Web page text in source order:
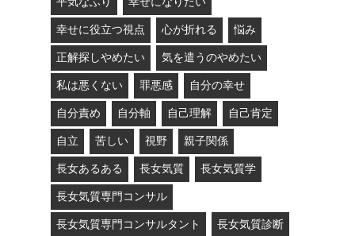
幸せに役立つ視点 心が折れる 悩み
正解探しやめたい 気を遣うのやめたい
私は悪くない 罪悪感 自分の幸せ
自分責め 自分軸 自己理解 自己肯定
自立 苦しい 視野 親子関係
長女あるある 長女気質 長女気質学
長女気質専門コンサル
長女気質専門コンサルタント 長女気質診断